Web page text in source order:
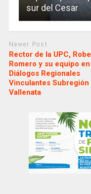
sur del Cesar
Newer Post
Rector de la UPC,
Romero y su equipo en
Diálogos Regionales
Vinculantes Subregión
Vallenata